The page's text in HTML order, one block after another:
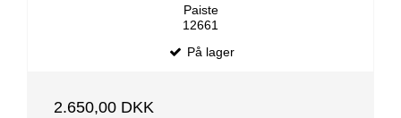
Paiste
12661
På lager
2.650,00 DKK